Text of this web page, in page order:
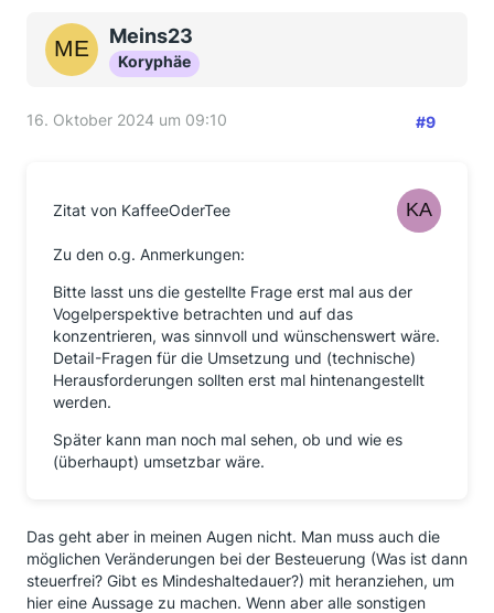
Meins23
Koryphäe
16. Oktober 2024 um 09:10 #9
Zitat von KaffeeOderTee
Zu den o.g. Anmerkungen:
Bitte lasst uns die gestellte Frage erst mal aus der
Vogelperspektive betrachten und auf das
konzentrieren, was sinnvoll und wünschenswert wäre.
DetaiI-Fragen für die Umsetzung und (technische)
Herausforderungen sollten erst mal hintenangestellt
werden.
Später kann man noch mal sehen, ob und wie es
(überhaupt) umsetzbar wäre.
Das geht aber in meinen Augen nicht. Man muss auch die
möglichen Veränderungen bei der Besteuerung (Was ist dann
steuerfrei? Gibt es Mindeshaltedauer?) mit heranziehen, um
hier eine Aussage zu machen. Wenn aber alle sonstigen